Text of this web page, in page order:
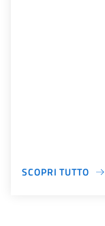
SCOPRI TUTTO